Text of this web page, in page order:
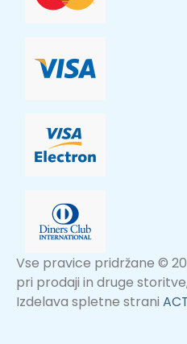
Vse pravice pridržane ©
pri prodaji in druge
Izdelava spletne strani